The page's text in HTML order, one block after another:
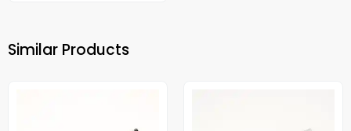
Similar Products